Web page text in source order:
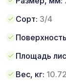
Сорт: 3/4
Площадь
Вес, кг: 10.72